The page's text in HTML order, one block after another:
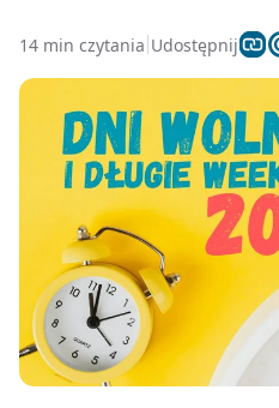
14 min czytania Udostępnij